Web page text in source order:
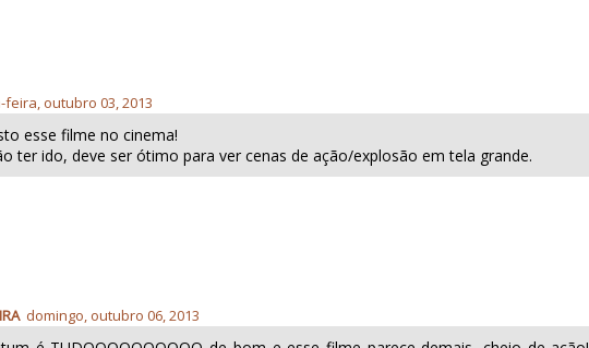
outubro 03, 2013
esse filme no cinema!
ter ido, deve ser ótimo para ver cenas de ação/explosão em tela grande.
domingo, outubro 06, 2013